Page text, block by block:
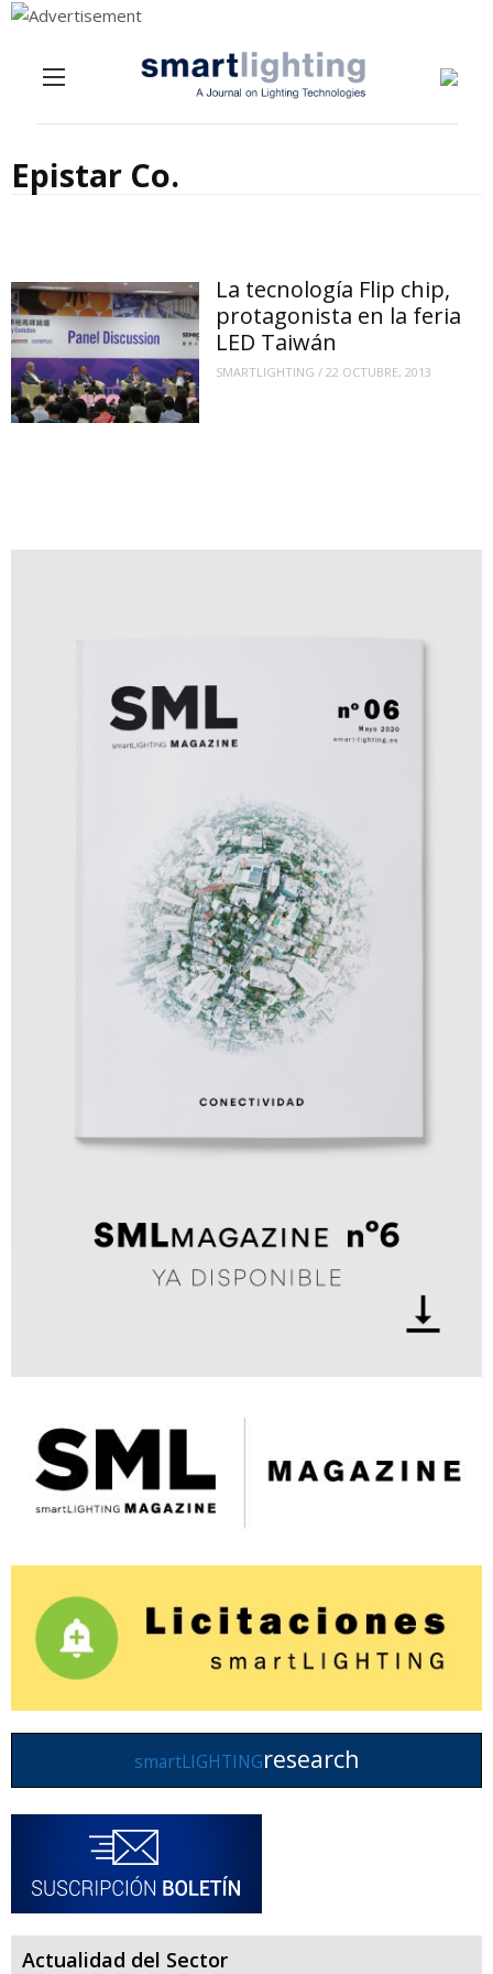
Epistar Co.
La tecnología Flip chip,
protagonista en la feria
LED Taiwán
SMARTLIGHTING /22 OCTUBRE, 2013
smartLIGHTINGresearch
Actualidad del Sector